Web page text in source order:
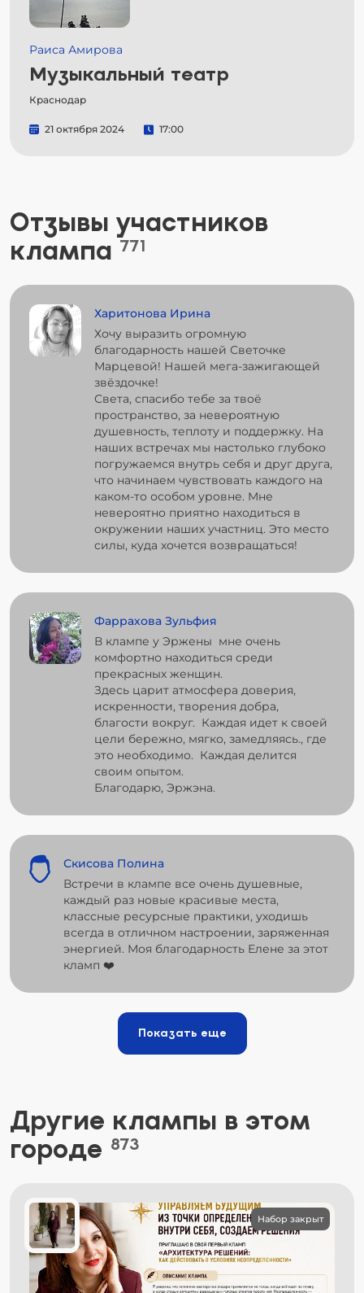
Раиса Амирова
Музыкальный театр
Краснодар
21 октября 2024 17:00
Отзывы участников
клампа 771
Харитонова Ирина
Хочу выразить огромную
благодарность нашей Светочке
Марцевой! Нашей мега-зажигающей
звёздочке!
Света, спасибо тебе за твоё
пространство, за невероятную
душевность, теплоту и поддержку. На
наших встречах мы настолько глубоко
погружаемся внутрь себя и друг друга,
что начинаем чувствовать каждого на
каком-то особом уровне. Мне
невероятно приятно находиться в
окружении наших участниц. Это место
силы, куда хочется возвращаться!
Фаррахова Зульфия
В клампе у Эржены мне очень
комфортно находиться среди
прекрасных женщин.
Здесь царит атмосфера доверия,
искренности, творения добра,
благости вокруг. Каждая идет к своей
цели бережно, мягко, замедляясь., где
это необходимо. Каждая делится
своим опытом.
Благодарю, Эржэна.
Скисова Полина
Встречи в клампе все очень душевные,
каждый раз новые красивые места,
классные ресурсные практики, уходишь
всегда в отличном настроении, заряженная
энергией. Моя благодарность Елене за этот
кламп ❤️
Показать еще
Другие клампы в этом
городе 873
Набор закрыт